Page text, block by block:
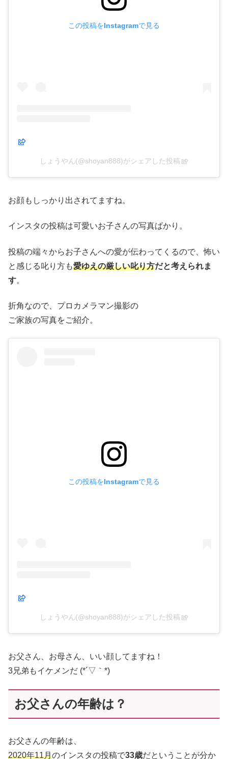
この投稿をInstagramで見る
しょうやん(@shoyan888)がシェアした投稿
お顔もしっかり出されてますね。
インスタの投稿は可愛いお子さんの写真ばかり。
投稿の端々からお子さんへの愛が伝わってくるので、怖い
と感じる叱り方も愛ゆえの厳しい叱り方だと考えられま
す。
折角なので、プロカメラマン撮影の
ご家族の写真をご紹介。
この投稿をInstagramで見る
しょうやん(@shoyan888)がシェアした投稿
お父さん、お母さん、いい顔してますね！
3兄弟もイケメンだ (*´▽｀*)
お父さんの年齢は？
お父さんの年齢は、
2020年11月のインスタの投稿で33歳だということが分か